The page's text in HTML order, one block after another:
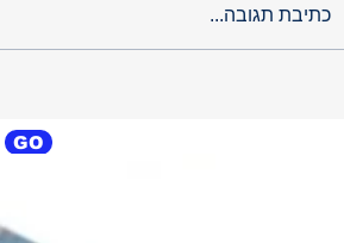
GO
כתיבת תגובה...